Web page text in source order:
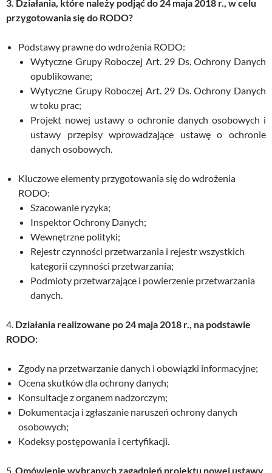
3. Działania, które należy podjąć do 24 maja 2018 r., w celu
przygotowania się do RODO?
Podstawy prawne do wdrożenia RODO:
Wytyczne Grupy Roboczej Art. 29 Ds. Ochrony Danych
opublikowane;
Wytyczne Grupy Roboczej Art. 29 Ds. Ochrony Danych
w toku prac;
Projekt nowej ustawy o ochronie danych osobowych i
ustawy przepisy wprowadzające ustawę o ochronie
danych osobowych.
Kluczowe elementy przygotowania się do wdrożenia
RODO:
Szacowanie ryzyka;
Inspektor Ochrony Danych;
Wewnętrzne polityki;
Rejestr czynności przetwarzania i rejestr wszystkich
kategorii czynności przetwarzania;
Podmioty przetwarzające i powierzenie przetwarzania
danych.
4. Działania realizowane po 24 maja 2018 r., na podstawie
RODO:
Zgody na przetwarzanie danych i obowiązki informacyjne;
Ocena skutków dla ochrony danych;
Konsultacje z organem nadzorczym;
Dokumentacja i zgłaszanie naruszeń ochrony danych
osobowych;
Kodeksy postępowania i certyfikacji.
5. Omówienie wybranych zagadnień projektu nowej ustawy